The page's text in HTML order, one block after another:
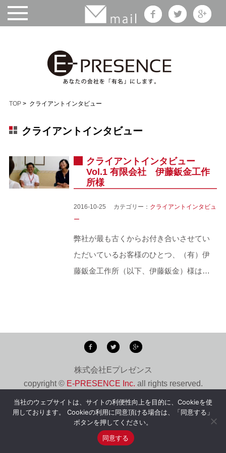
TOP> クライアントインタビュー
クライアントインタビュー
クライアントインタビュー
Vol.1 有限会社 伊藤鈑金工作
所様
2016-10-25 カテゴリー： クライアントインタビュ
ー
弊社が最も古くからお付き合いさせてい
ただいているお客様のひとつ、（有）伊
藤鈑金工作所（以下、伊藤鈑金）様は…
株式会社Eプレゼンス
copyright © E-PRESENCE Inc. all rights reserved.
はじめに サービス
当社のウェブサイトは、サイトの利便性向上を目的に、Cookieを使
用しております。 Cookieの利用に同意頂ける場合は、「同意する」
ボタンを押してください。
同意する